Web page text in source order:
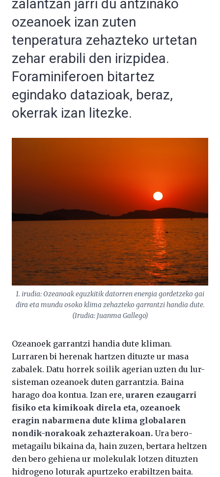
zalantzan jarri du antzinako
ozeanoek izan zuten
tenperatura zehazteko urtetan
zehar erabili den irizpidea.
Foraminiferoen bitartez
egindako datazioak, beraz,
okerrak izan litezke.
1. irudia: Ozeanoak eguzkitik datorren energia gordetzeko gai
dira eta mundu osoko klima zehazteko garrantzi handia dute.
(Irudia: Juanma Gallego)
Ozeanoek garrantzi handia dute kliman.
Lurraren bi herenak hartzen dituzte ur masa
zabalek. Datu horrek soilik agerian uzten du lur-
sisteman ozeanoek duten garrantzia. Baina
harago doa kontua. Izan ere, uraren ezaugarri
fisiko eta kimikoak direla eta, ozeanoek
eragin nabarmena dute klima globalaren
nondik-norakoak zehazterakoan. Ura bero-
metagailu bikaina da, hain zuzen, bertara heltzen
den bero gehiena ur molekulak lotzen dituzten
hidrogeno loturak apurtzeko erabiltzen baita.